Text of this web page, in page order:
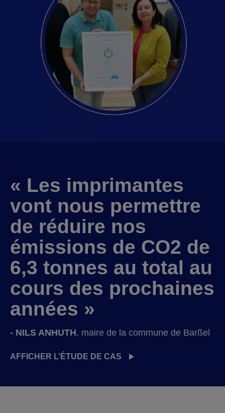
« Les imprimantes
vont nous permettre
de réduire nos
émissions de CO2 de
6,3 tonnes au total au
cours des prochaines
années »
- NILS ANHUTH, maire de la commune de Barßel
AFFICHER L’ÉTUDE DE CAS